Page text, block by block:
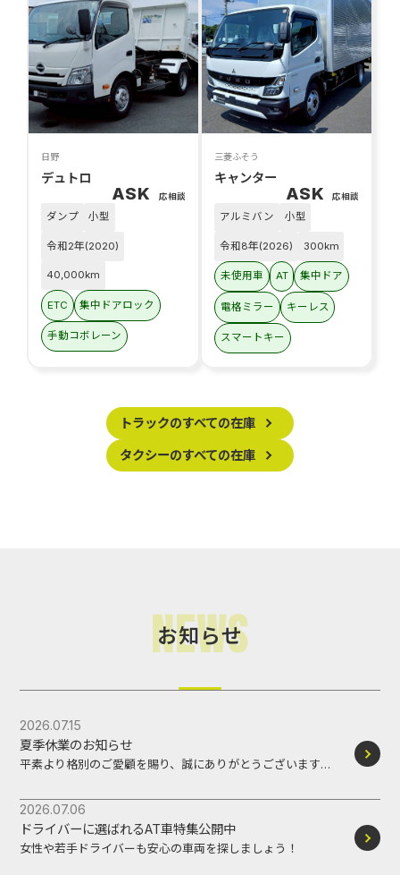
日野
デュトロ
ASK 応相談
ダンプ 小型
令和2年(2020)
40,000km
ETC 集中ドアロック
手動コボレーン
三菱ふそう
キャンター
ASK 応相談
アルミバン 小型
令和8年(2026) 300km
未使用車 AT 集中ドア
電格ミラー キーレス
スマートキー
トラックのすべての在庫
タクシーのすべての在庫
お知らせ
News
2026.07.15
夏季休業のお知らせ
平素より格別のご愛顧を賜り、誠にありがとうございます。
す。 休
2026.07.06
ドライバーに選ばれるAT車特集公開中
女性や若手ドライバーも安心の車両を探しましょう！